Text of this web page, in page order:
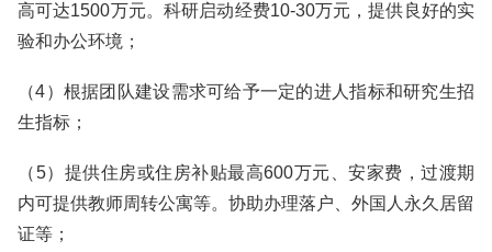
高可达1500万元。科研启动经费10-30万元，提供良好的实
验和办公环境；
（4）根据团队建设需求可给予一定的进人指标和研究生招
生指标；
（5）提供住房或住房补贴最高600万元、安家费，过渡期
内可提供教师周转公寓等。协助办理落户、外国人永久居留
证等；